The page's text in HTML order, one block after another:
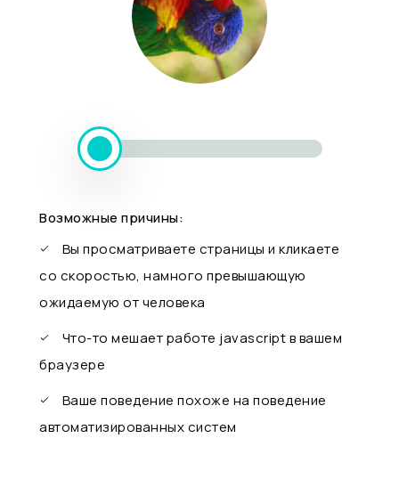
Возможные причины:
Вы просматриваете страницы и кликаете
со скоростью, намного превышающую
ожидаемую от человека
Что-то мешает работе javascript в вашем
браузере
Ваше поведение похоже на поведение
автоматизированных систем